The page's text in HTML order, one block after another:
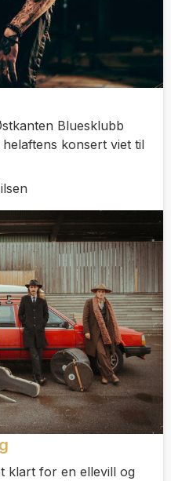
Bluesklubb
konsert viet til
klart for en ellevill og